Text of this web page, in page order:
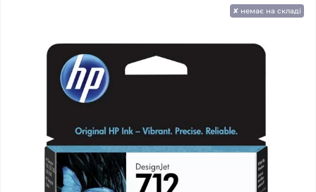
✘ немає на складі